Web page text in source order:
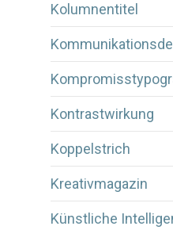
Kolumnentitel
Kontrastwirkung
Koppelstrich
Kreativmagazin
Künstliche